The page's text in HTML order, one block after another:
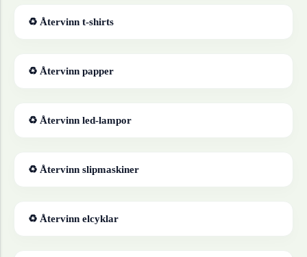
♻ Återvinn t-shirts
♻ Återvinn papper
♻ Återvinn led-lampor
♻ Återvinn slipmaskiner
♻ Återvinn elcyklar